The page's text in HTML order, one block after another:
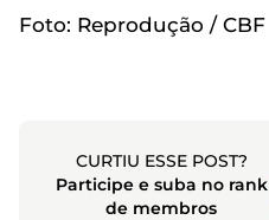
Foto: Reprodução / CBF
CURTIU ESSE POST?
Participe e suba no rank
de membros